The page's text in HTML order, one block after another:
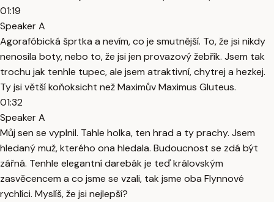
01:19
Speaker A
Agorafóbická šprtka a nevím, co je smutnější. To, že jsi nikdy
nenosila boty, nebo to, že jsi jen provazový žebřík. Jsem tak
trochu jak tenhle tupec, ale jsem atraktivní, chytrej a hezkej.
Ty jsi větší koňoksicht než Maximův Maximus Gluteus.
01:32
Speaker A
Můj sen se vyplnil. Tahle holka, ten hrad a ty prachy. Jsem
hledaný muž, kterého ona hledala. Budoucnost se zdá být
zářná. Tenhle elegantní darebák je teď královským
zasvěcencem a co jsme se vzali, tak jsme oba Flynnové
rychlíci. Myslíš, že jsi nejlepší?